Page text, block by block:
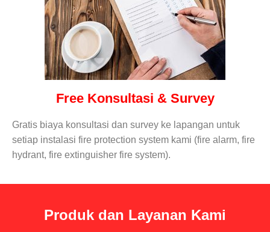
Free Konsultasi & Survey
Gratis biaya konsultasi dan survey ke lapangan untuk
setiap instalasi fire protection system kami (fire alarm, fire
hydrant, fire extinguisher fire system).
Produk dan Layanan Kami